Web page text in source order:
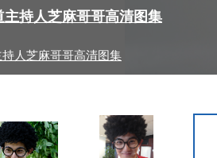
主持人芝麻哥哥高清图集
人芝麻哥哥高清图集